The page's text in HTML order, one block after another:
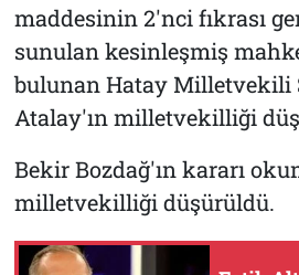
maddesinin 2'nci fıkrası
sunulan kesinleşmiş
bulunan Hatay Milletvekili
Atalay'ın milletvekilliği
Bekir Bozdağ'ın kararı
milletvekilliği düşürüldü.